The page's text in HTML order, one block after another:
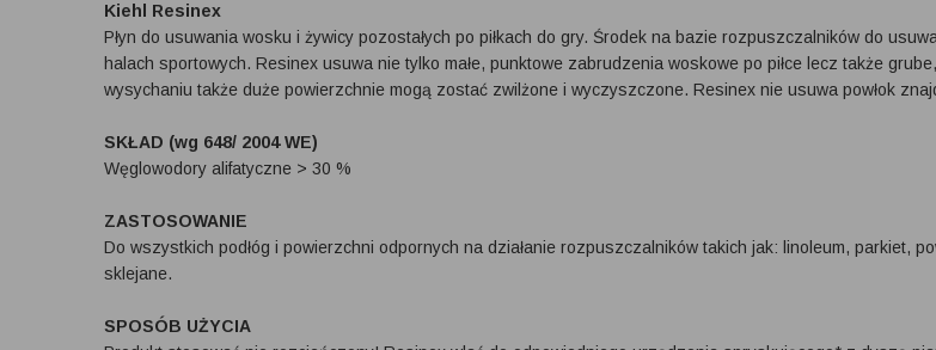
Kiehl Resinex
Płyn do usuwania wosku i żywicy pozostałych po piłkach do gry. Środek na bazie rozpuszczalników do
halach sportowych. Resinex usuwa nie tylko małe, punktowe zabrudzenia woskowe po piłce lecz także
wysychaniu także duże powierzchnie mogą zostać zwilżone i wyczyszczone. Resinex nie usuwa powłok
SKŁAD (wg 648/ 2004 WE)
Węglowodory alifatyczne > 30 %
ZASTOSOWANIE
Do wszystkich podłóg i powierzchni odpornych na działanie rozpuszczalników takich jak: linoleum, parkiet,
sklejane.
SPOSÓB UŻYCIA